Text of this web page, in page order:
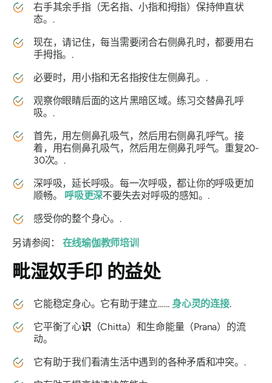
右手其余手指（无名指、小指和拇指）保持伸直状
态。.
现在，请记住，每当需要闭合右侧鼻孔时，都要用右
手拇指。.
必要时，用小指和无名指按住左侧鼻孔。.
观察你眼睛后面的这片黑暗区域。练习交替鼻孔呼
吸。.
首先，用左侧鼻孔吸气，然后用右侧鼻孔呼气。接
着，用右侧鼻孔吸气，然后用左侧鼻孔呼气。重复20-
30次。.
深呼吸，延长呼吸。每一次呼吸，都让你的呼吸更加
顺畅。 呼吸更深不要失去对呼吸的感知。.
感受你的整个身心。.
另请参阅： 在线瑜伽教师培训
毗湿奴手印 的益处
它能稳定身心。它有助于建立…… 身心灵的连接.
它平衡了心识（Chitta）和生命能量（Prana） 的流
动。
它有助于我们看清生活中遇到的各种矛盾和冲突。.